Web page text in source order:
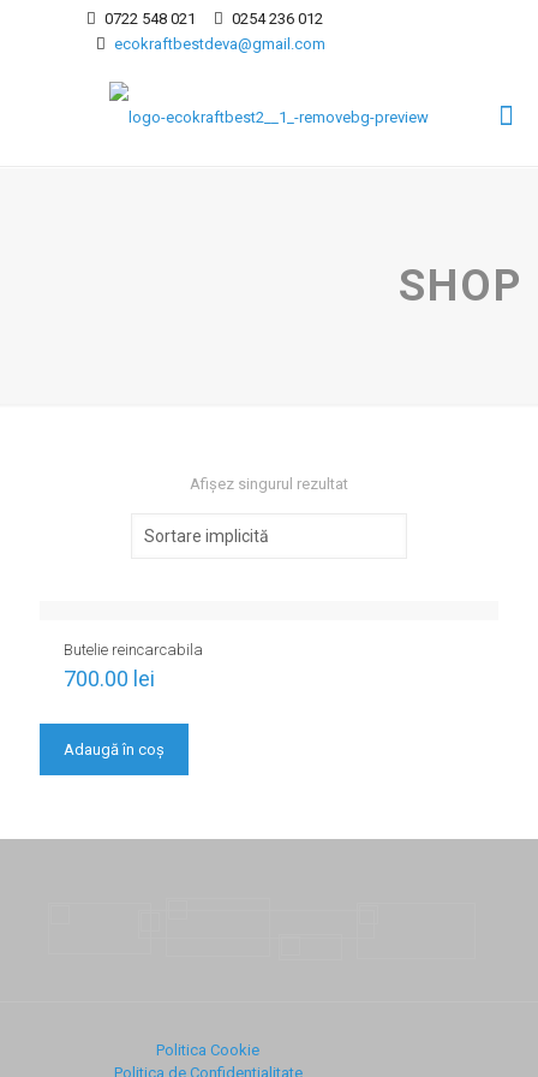
0722 548 021
0254 236 012
ecokraftbestdeva@gmail.com
SHOP
Afișez singurul rezultat
Butelie reincarcabila
700.00 lei
Adaugă în coș
Politica Cookie
Politica de Confidentialitate